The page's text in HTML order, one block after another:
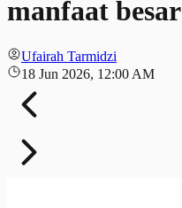
manfaat besar
Ufairah Tarmidzi
18 Jun 2026, 12:00 AM